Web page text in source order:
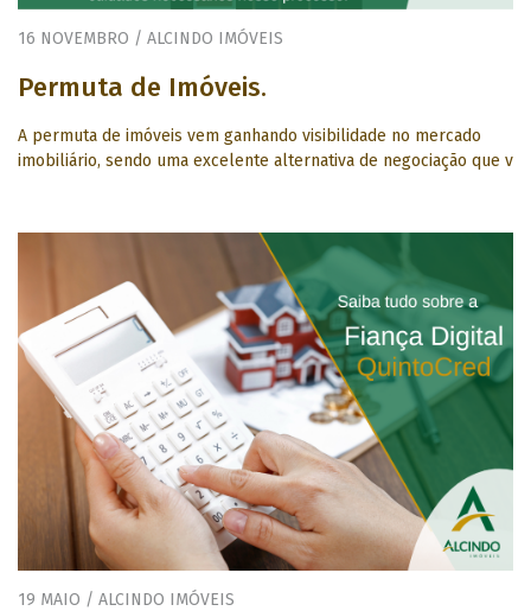
16 NOVEMBRO / ALCINDO IMÓVEIS
Permuta de Imóveis.
A permuta de imóveis vem ganhando visibilidade no mercado
imobiliário, sendo uma excelente alternativa de negociação que v
19 MAIO / ALCINDO IMÓVEIS